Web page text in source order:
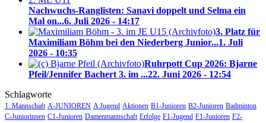
Nachwuchs-Ranglisten: Sanavi doppelt und Selma ein
Mal on...6. Juli 2026 - 14:17
3. Platz für
Maximiliam Böhm bei den Niederberg Junior...1. Juli
2026 - 10:35
Ruhrpott Cup 2026: Bjarne
Pfeil/Jennifer Bachert 3. im ...22. Juni 2026 - 12:54
Schlagworte
1. Mannschaft A-JUNIOREN A Jugend Aktionen B1-Junioren B2-Junioren Badminton
C-Juniorinnen C1-Junioren Damenmannschaft Erfolge F1-Jugend F1-Junioren F2-